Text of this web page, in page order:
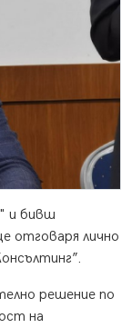
и бивш
отговаря лично
решение по
на